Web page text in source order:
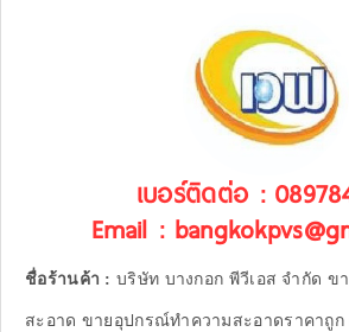
เบอร์ติดต่อ :
Email :
ชื่อร้านค้า : บริษัท บางกอก พีวีเอส จำกัด ข
สะอาด ขายอุปกรณ์ทำความสะอาดราคาถูก